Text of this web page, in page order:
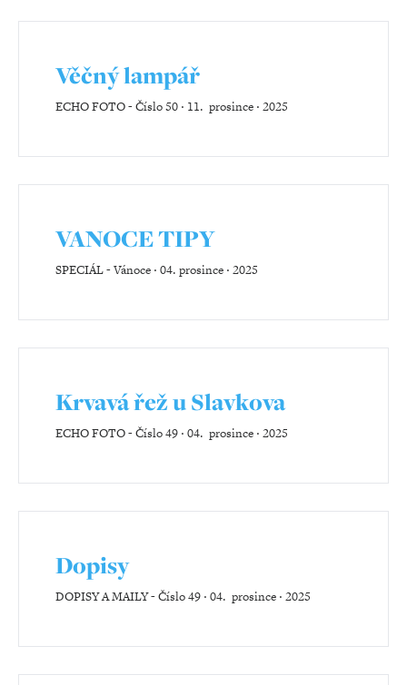
Věčný lampář
ECHO FOTO-Číslo 50 ‧ 11. prosince ‧ 2025
VANOCE TIPY
SPECIÁL-Vánoce ‧ 04. prosince ‧ 2025
Krvavá řež u Slavkova
ECHO FOTO-Číslo 49 ‧ 04. prosince ‧ 2025
Dopisy
DOPISY A MAILY-Číslo 49 ‧ 04. prosince ‧ 2025